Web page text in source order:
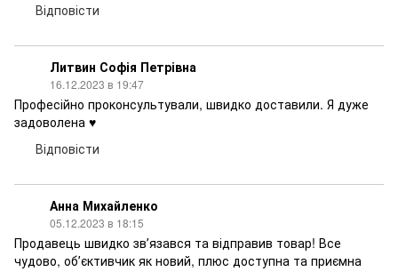
Відповісти
Литвин Софія Петрівна
16.12.2023 в 19:47
Професійно проконсультували, швидко доставили. Я дуже
задоволена ♥️
Відповісти
Анна Михайленко
05.12.2023 в 18:15
Продавець швидко звʼязався та відправив товар! Все
чудово, обʼєктивчик як новий, плюс доступна та приємна